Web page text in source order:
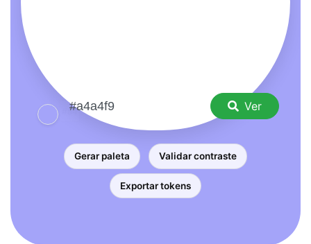
Ver
Gerar paleta Validar contraste
Exportar tokens